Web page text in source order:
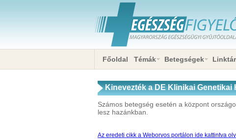
Főoldal Témák Betegségek Linktár
Kinevezték a DE Klinikai Genetikai
Számos betegség esetén a központ
lesz hazánkban.
Az eredeti cikk a Weborvos portálon ide kattintva